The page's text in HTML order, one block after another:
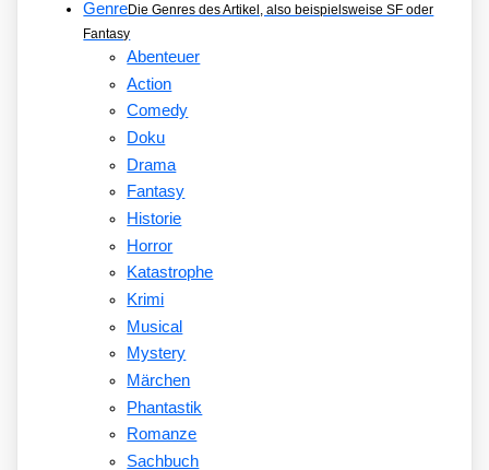
GenreDie Genres des Artikel, also beispielsweise SF oder
Fantasy
Abenteuer
Action
Comedy
Doku
Drama
Fantasy
Historie
Horror
Katastrophe
Krimi
Musical
Mystery
Märchen
Phantastik
Romanze
Sachbuch